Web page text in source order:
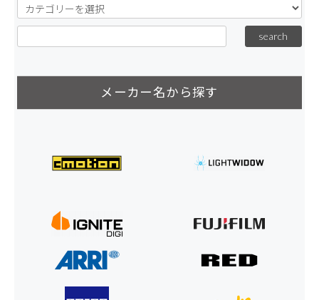
メーカー名から探す